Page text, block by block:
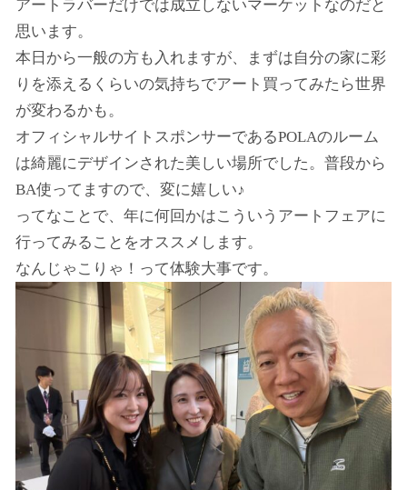
アートラバーだけでは成立しないマーケットなのだと
思います。
本日から一般の方も入れますが、まずは自分の家に彩
りを添えるくらいの気持ちでアート買ってみたら世界
が変わるかも。
オフィシャルサイトスポンサーであるPOLAのルーム
は綺麗にデザインされた美しい場所でした。普段から
BA使ってますので、変に嬉しい♪
ってなことで、年に何回かはこういうアートフェアに
行ってみることをオススメします。
なんじゃこりゃ！って体験大事です。